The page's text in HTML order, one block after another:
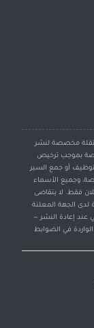
مخصصة لنشر
بموجب ترخيص
أو جمع السير
وجميع الأسماء
فقط. لا يتقاضى
لدى الجهة المعلنة
عند إعادة النشر —
في الضوابط